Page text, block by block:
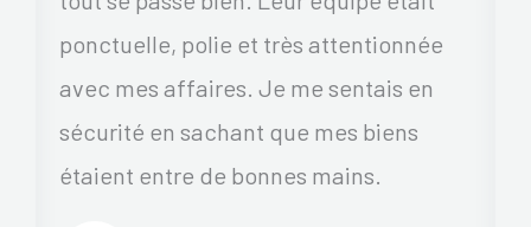
ponctuelle, polie et très attentionnée
avec mes affaires. Je me sentais en
sécurité en sachant que mes biens
étaient entre de bonnes mains.